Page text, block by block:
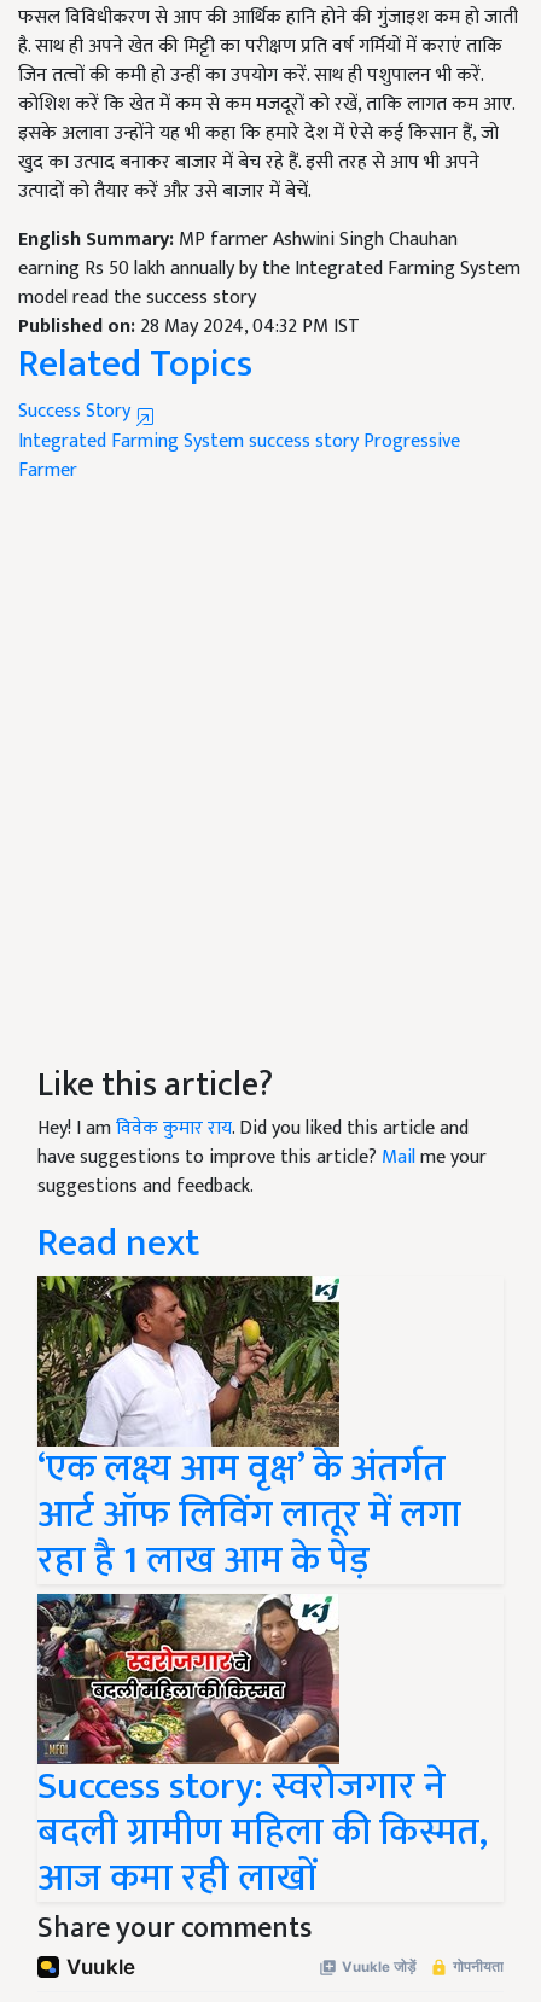
फसल विविधीकरण से आप की आर्थिक हानि होने की गुंजाइश कम हो जाती
है. साथ ही अपने खेत की मिट्टी का परीक्षण प्रति वर्ष गर्मियों में कराएं ताकि
जिन तत्वों की कमी हो उन्हीं का उपयोग करें. साथ ही पशुपालन भी करें.
कोशिश करें कि खेत में कम से कम मजदूरों को रखें, ताकि लागत कम आए.
इसके अलावा उन्होंने यह भी कहा कि हमारे देश में ऐसे कई किसान हैं, जो
खुद का उत्पाद बनाकर बाजार में बेच रहे हैं. इसी तरह से आप भी अपने
उत्पादों को तैयार करें औऱ उसे बाजार में बेचें.
English Summary:MP farmer Ashwini Singh Chauhan
earning Rs 50 lakh annually by the Integrated Farming System
model read the success story
Published on:28 May 2024, 04:32 PM IST
Related Topics
Success Story
Integrated Farming Systemsuccess storyProgressive
Farmer
Like this article?
Hey! I amविवेक कुमार राय. Did you liked this article and
have suggestions to improve this article? Mailme your
suggestions and feedback.
Read next
‘एक लक्ष्य आम वृक्ष’ के अंतर्गत
आर्ट ऑफ लिविंग लातूर में लगा
रहा है 1 लाख आम के पेड़
Success story: स्वरोजगार ने
बदली ग्रामीण महिला की किस्मत,
आज कमा रही लाखों
Share your comments